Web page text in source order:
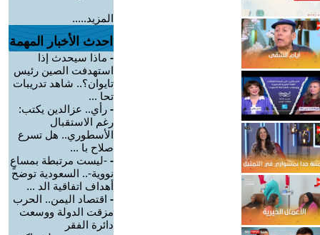
المزيد.....
احدث الأخبار المهمة
- ماذا سيحدث إذا
استهدفت الصين رئيس
تايوان؟.. شاهد تدريبات
تحا ...
- رأي.. عزالدين يكتب:
رغم الاستقبال
الأسطوري.. هل تسرع
صلاح با ...
- -ليست مرتبطة بمساعٍ
نووية-.. السعودية توضح
أهداف اتفاقية الد ...
- اقتصاد اليمن.. الحرب
مزقت الدولة ووسعت
دائرة الفقر